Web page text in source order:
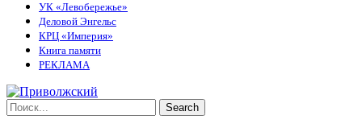
УК «Левобережье»
Деловой Энгельс
КРЦ «Империя»
Книга памяти
РЕКЛАМА